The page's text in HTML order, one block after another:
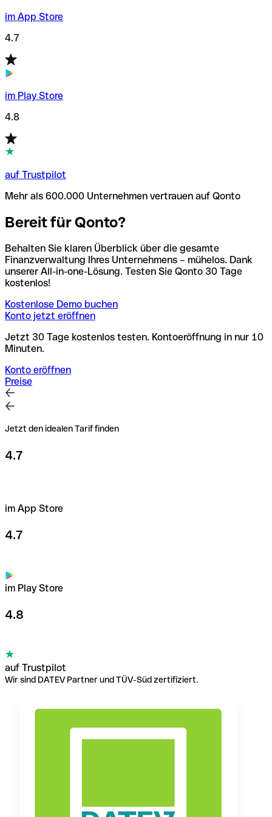
im App Store
4.7
im Play Store
4.8
auf Trustpilot
Mehr als 600.000 Unternehmen vertrauen auf Qonto
Bereit für Qonto?
Behalten Sie klaren Überblick über die gesamte
Finanzverwaltung Ihres Unternehmens – mühelos. Dank
unserer All-in-one-Lösung. Testen Sie Qonto 30 Tage
kostenlos!
Kostenlose Demo buchen
Konto jetzt eröffnen
Jetzt 30 Tage kostenlos testen. Kontoeröffnung in nur 10
Minuten.
Konto eröffnen
Preise
Jetzt den idealen Tarif finden
4.7
im App Store
4.7
im Play Store
4.8
auf Trustpilot
Wir sind DATEV Partner und TÜV-Süd zertifiziert.